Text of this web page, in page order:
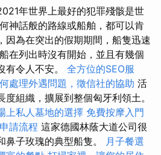
年世界上最好的犯罪殘骸是世
神話般的路線或船舶，都可以肯
因為在突出的假期期間，船隻迅速
在列出時沒有開始，並且有幾個
有令人不安。 全方位的SEO服
處理外遇問題，徵信社的協助 活
組織，擴展到整個匈牙利領土。
上私人墓地的選擇 免費按摩入門
請流程 這家德國林蔭大道公司很
鼻子玫瑰的典型船隻。 月子餐選